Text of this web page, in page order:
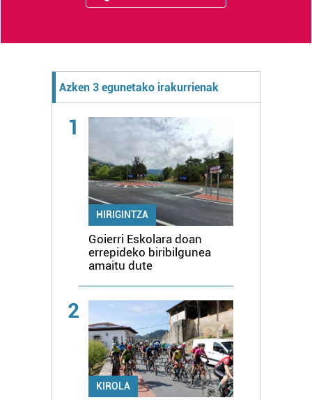
Azken 3 egunetako irakurrienak
1
HIRIGINTZA
Goierri Eskolara doan
errepideko biribilgunea
amaitu dute
2
KIROLA